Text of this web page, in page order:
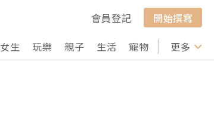
會員登記
開始撰寫
女生 玩樂 親子 生活 寵物 行山 打卡
更多